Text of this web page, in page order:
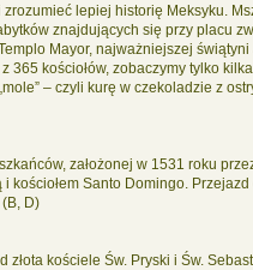
lepiej historię Meksyku.
znajdujących się przy placu
Mayor, najważniejszej
kościołów, zobaczymy tylko
– czyli kurę w czekoladzie z
założonej w 1531 roku
Santo Domingo.
(B, D)
kościele Św. Pryski i Św.